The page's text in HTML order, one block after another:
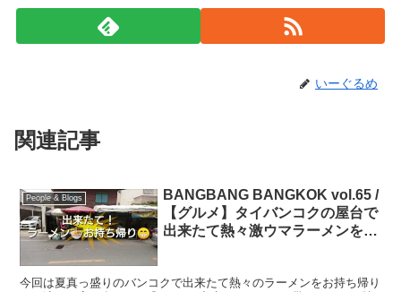
いーぐるめ
関連記事
People & Blogs
BANGBANG BANGKOK vol.65 /
【グルメ】タイバンコクの屋台で
出来たて熱々激ウマラーメンをお
今回は夏真っ盛りのバンコクで出来たて熱々のラーメンをお持ち帰り